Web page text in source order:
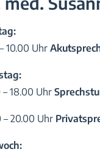
10.00 Uhr
– 18.00 Uhr
– 20.00 Uhr